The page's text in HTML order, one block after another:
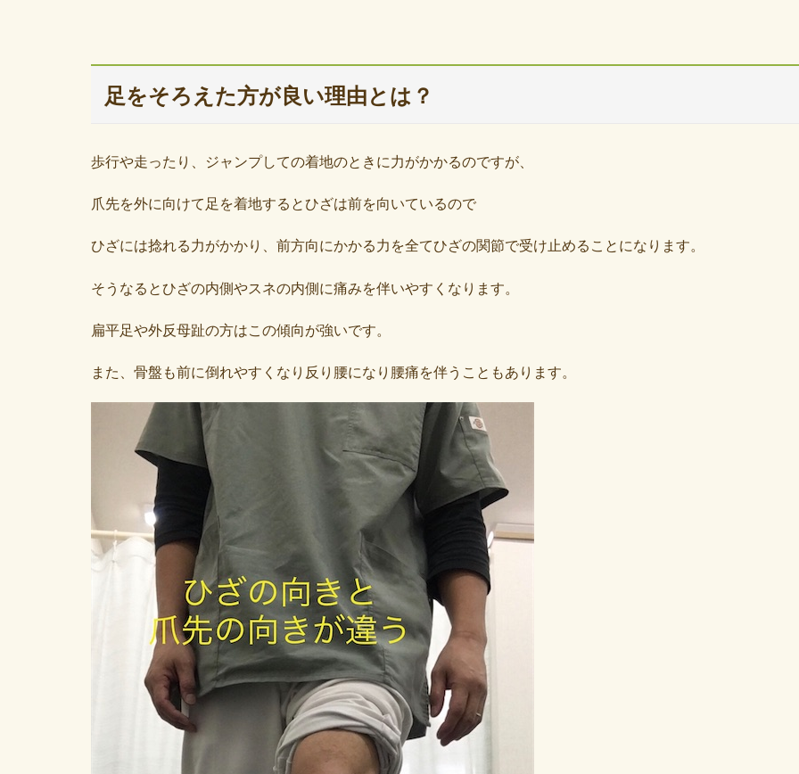
足をそろえた方が良い理由とは？
歩行や走ったり、ジャンプしての着地のときに力がかかるのですが、
爪先を外に向けて足を着地するとひざは前を向いているので
ひざには捻れる力がかかり、前方向にかかる力を全てひざの関節で受け止めることになります。
そうなるとひざの内側やスネの内側に痛みを伴いやすくなります。
扁平足や外反母趾の方はこの傾向が強いです。
また、骨盤も前に倒れやすくなり反り腰になり腰痛を伴うこともあります。